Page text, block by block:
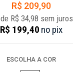
R$ 209,90
de R$ 34,98 sem juros
R$ 199,40 no pix
ESCOLHA A COR